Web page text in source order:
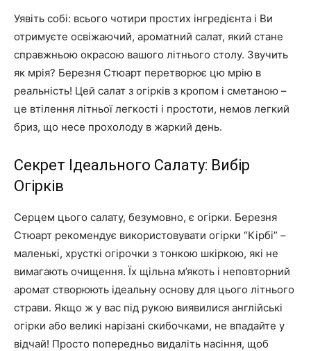
Уявіть собі: всього чотири простих інгредієнта і Ви
отримуєте освіжаючий, ароматний салат, який стане
справжньою окрасою вашого літнього столу. Звучить
як мрія? Березня Стюарт перетворює цю мрію в
реальність! Цей салат з огірків з кропом і сметаною –
це втілення літньої легкості і простоти, немов легкий
бриз, що несе прохолоду в жаркий день.
Секрет Ідеального Салату: Вибір
Огірків
Серцем цього салату, безумовно, є огірки. Березня
Стюарт рекомендує використовувати огірки “Кірбі” –
маленькі, хрусткі огірочки з тонкою шкіркою, які не
вимагають очищення. Їх щільна м’якоть і неповторний
аромат створюють ідеальну основу для цього літнього
страви. Якщо ж у вас під рукою виявилися англійські
огірки або великі нарізані скибочками, не впадайте у
відчай! Просто попередньо видаліть насіння, щоб